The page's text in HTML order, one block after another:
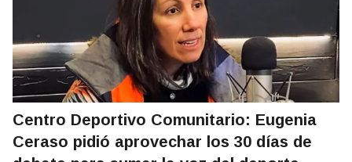
Centro Deportivo Comunitario: Eugenia
Ceraso pidió aprovechar los 30 días de